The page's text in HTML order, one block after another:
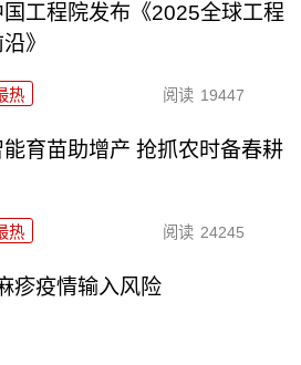
国工程院发布《2025全球工程
》
热 阅读 19447
能育苗助增产 抢抓农时备春耕
热 阅读 24245
疹疫情输入风险